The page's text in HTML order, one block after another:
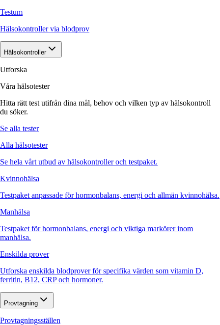
Testum
Hälsokontroller via blodprov
Hälsokontroller
Utforska
Våra hälsotester
Hitta rätt test utifrån dina mål, behov och vilken typ av hälsokontroll
du söker.
Se alla tester
Alla hälsotester
Se hela vårt utbud av hälsokontroller och testpaket.
Kvinnohälsa
Testpaket anpassade för hormonbalans, energi och allmän kvinnohälsa.
Manhälsa
Testpaket för hormonbalans, energi och viktiga markörer inom
manhälsa.
Enskilda prover
Utforska enskilda blodprover för specifika värden som vitamin D,
ferritin, B12, CRP och hormoner.
Provtagning
Provtagningsställen